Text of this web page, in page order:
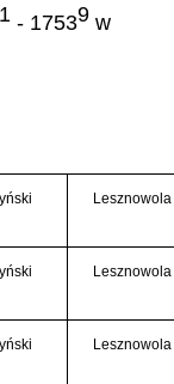
1 - 17539 w
Lesznowola
Lesznowola
Lesznowola